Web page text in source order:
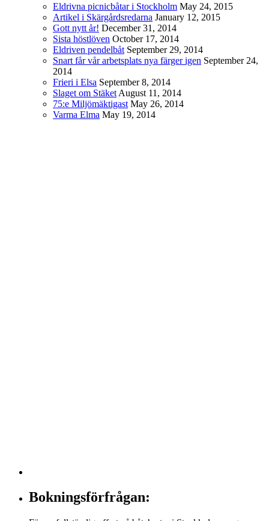
Eldrivna picnicbåtar i Stockholm May 24, 2015
Artikel i Skärgårdsredarna January 12, 2015
Gott nytt år! December 31, 2014
Sista höstlöven October 17, 2014
Eldriven pendelbåt September 29, 2014
Snart får vår arbetsplats nya färger igen September 24,
2014
Frieri i Elsa September 8, 2014
Slaget om Stäket August 11, 2014
75:e Miljömäktigast May 26, 2014
Varma Elma May 19, 2014
Bokningsförfrågan: